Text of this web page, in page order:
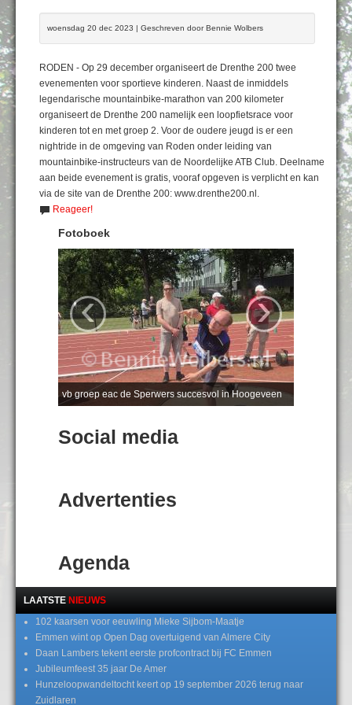
woensdag 20 dec 2023 | Geschreven door Bennie Wolbers
RODEN - Op 29 december organiseert de Drenthe 200 twee
evenementen voor sportieve kinderen. Naast de inmiddels
legendarische mountainbike-marathon van 200 kilometer
organiseert de Drenthe 200 namelijk een loopfietsrace voor
kinderen tot en met groep 2. Voor de oudere jeugd is er een
nightride in de omgeving van Roden onder leiding van
mountainbike-instructeurs van de Noordelijke ATB Club. Deelname
aan beide evenement is gratis, vooraf opgeven is verplicht en kan
via de site van de Drenthe 200: www.drenthe200.nl.
Reageer!
Fotoboek
vb groep eac de Sperwers succesvol in Hoogeveen
‹ ›
Social media
Advertenties
Agenda
LAATSTE NIEUWS
102 kaarsen voor eeuwling Mieke Sijbom-Maatje
Emmen wint op Open Dag overtuigend van Almere City
Daan Lambers tekent eerste profcontract bij FC Emmen
Jubileumfeest 35 jaar De Amer
Hunzeloopwandeltocht keert op 19 september 2026 terug naar
Zuidlaren